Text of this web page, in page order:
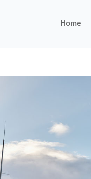
Home